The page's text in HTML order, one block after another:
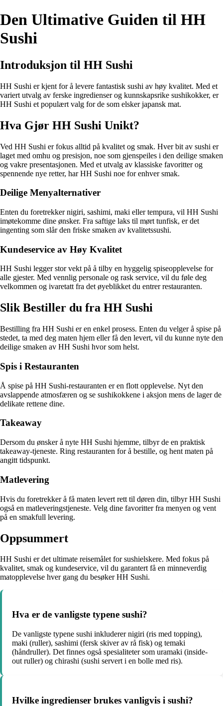
Den Ultimative Guiden til HH
Sushi
Introduksjon til HH Sushi
HH Sushi er kjent for å levere fantastisk sushi av høy kvalitet. Med et
variert utvalg av ferske ingredienser og kunnskapsrike sushikokker, er
HH Sushi et populært valg for de som elsker japansk mat.
Hva Gjør HH Sushi Unikt?
Ved HH Sushi er fokus alltid på kvalitet og smak. Hver bit av sushi er
laget med omhu og presisjon, noe som gjenspeiles i den deilige smaken
og vakre presentasjonen. Med et utvalg av klassiske favoritter og
spennende nye retter, har HH Sushi noe for enhver smak.
Deilige Menyalternativer
Enten du foretrekker nigiri, sashimi, maki eller tempura, vil HH Sushi
imøtekomme dine ønsker. Fra saftige laks til mørt tunfisk, er det
ingenting som slår den friske smaken av kvalitetssushi.
Kundeservice av Høy Kvalitet
HH Sushi legger stor vekt på å tilby en hyggelig spiseopplevelse for
alle gjester. Med vennlig personale og rask service, vil du føle deg
velkommen og ivaretatt fra det øyeblikket du entrer restauranten.
Slik Bestiller du fra HH Sushi
Bestilling fra HH Sushi er en enkel prosess. Enten du velger å spise på
stedet, ta med deg maten hjem eller få den levert, vil du kunne nyte den
deilige smaken av HH Sushi hvor som helst.
Spis i Restauranten
Å spise på HH Sushi-restauranten er en flott opplevelse. Nyt den
avslappende atmosfæren og se sushikokkene i aksjon mens de lager de
delikate rettene dine.
Takeaway
Dersom du ønsker å nyte HH Sushi hjemme, tilbyr de en praktisk
takeaway-tjeneste. Ring restauranten for å bestille, og hent maten på
angitt tidspunkt.
Matlevering
Hvis du foretrekker å få maten levert rett til døren din, tilbyr HH Sushi
også en matleveringstjeneste. Velg dine favoritter fra menyen og vent
på en smakfull levering.
Oppsummert
HH Sushi er det ultimate reisemålet for sushielskere. Med fokus på
kvalitet, smak og kundeservice, vil du garantert få en minneverdig
matopplevelse hver gang du besøker HH Sushi.
Hva er de vanligste typene sushi?
De vanligste typene sushi inkluderer nigiri (ris med topping),
maki (ruller), sashimi (fersk skiver av rå fisk) og temaki
(håndruller). Det finnes også spesialiteter som uramaki (inside-
out ruller) og chirashi (sushi servert i en bolle med ris).
Hvilke ingredienser brukes vanligvis i sushi?